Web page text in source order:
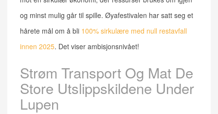
og minst mulig går til spille. Øyafestivalen har satt seg et
hårete mål om å bli 100% sirkulære med null restavfall
innen 2025. Det viser ambisjonsnivået!
Strøm Transport Og Mat De
Store Utslippskildene Under
Lupen